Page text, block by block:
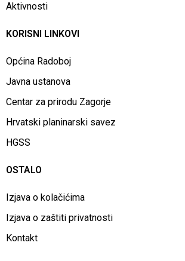
Aktivnosti
KORISNI LINKOVI
Općina Radoboj
Javna ustanova
Centar za prirodu Zagorje
Hrvatski planinarski savez
HGSS
OSTALO
Izjava o kolačićima
Izjava o zaštiti privatnosti
Kontakt